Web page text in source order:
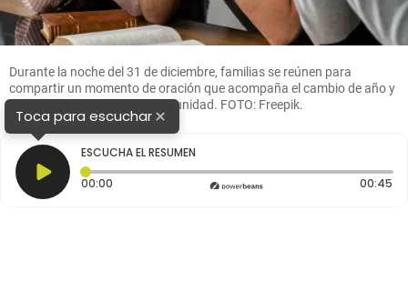
Durante la noche del 31 de diciembre, familias se reúnen para
compartir un momento de oración que acompaña el cambio de año y
refuerza los lazos de fe y comunidad. FOTO: Freepik.
Toca para escuchar×
ESCUCHA EL RESUMEN
00:00 Tiempo transcurrido: 0 segundos 00:45